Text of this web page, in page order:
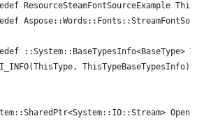
ResourceSteamFontSourceExample
::System::BaseTypesInfo<BaseType>
ThisTypeBaseTypesInfo);